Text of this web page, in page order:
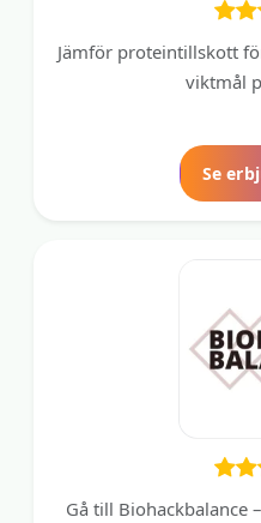
Jämför proteintillskott
viktmål
Se
Gå till Biohackbalance